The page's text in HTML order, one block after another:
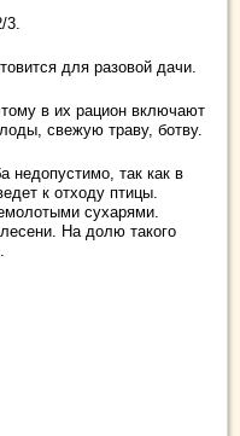
3.
для разовой дачи.
в их рацион включают
свежую траву, ботву.
недопустимо, так как в
к отходу птицы.
сухарями.
На долю такого